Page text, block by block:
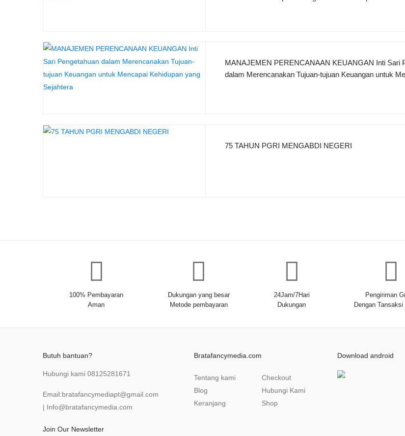
MANAJEMEN PERENCANAAN KEUANGAN Inti Sari
dalam Merencanakan Tujuan-tujuan Keuangan untuk
75 TAHUN PGRI MENGABDI NEGERI
100% Pembayaran
Aman
Dukungan yang besar
Metode pembayaran
24Jam/7Hari
Dukungan
Pengiriman
Dengan Tansaksi
Butuh bantuan?
Hubungi kami 08125281671
Email:bratafancymediapt@gmail.com
| Info@bratafancymedia .com
Join Our Newsletter
Bratafancymedia.com
Tentang kami
Blog
Keranjang
Checkout
Hubungi Kami
Shop
Download android